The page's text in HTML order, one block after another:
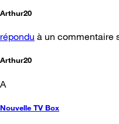
Arthur20
répondu à un commentaire
Arthur20
A
Nouvelle TV Box